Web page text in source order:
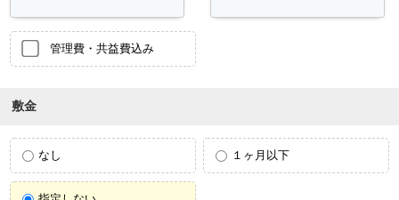
管理費・共益費込み
敷金
なし １ヶ月以下